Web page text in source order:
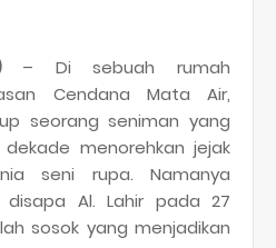
– Di sebuah rumah
Cendana Mata Air,
seorang seniman yang
menorehkan jejak
seni rupa. Namanya
Al. Lahir pada 27
sosok yang menjadikan